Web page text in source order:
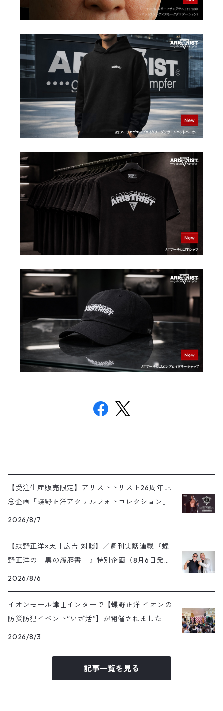
【受注生産販売限定】アリストトリスト26周年記
念企画「蝶野正洋アクリルフォトコレクション」
2026/8/7
【蝶野正洋×天山広吉 対談】／週刊実話連載『蝶
野正洋の「黒の履歴書」』特別企画（8月6日発売
号）
2026/8/6
イオンモール津山インターで【蝶野正洋 イオンの
防災防犯イベント“いざ活”】が開催されました
2026/8/3
記事一覧を見る